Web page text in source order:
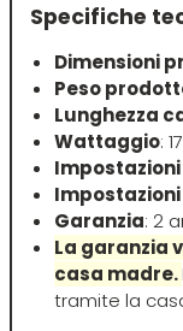
Specifiche
Dimensioni
Peso
Lunghezza
Wattaggio:
Garanzia: 2
La garanzia
casa madre.
tramite la